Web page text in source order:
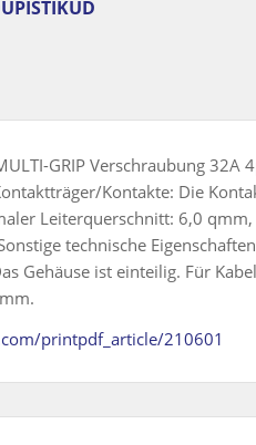
GRIP Verschraubung 32A
Kontakte: Die
Leiterquerschnitt: 6,0
technische
Gehäuse ist einteilig. Für
printpdf_article/210601